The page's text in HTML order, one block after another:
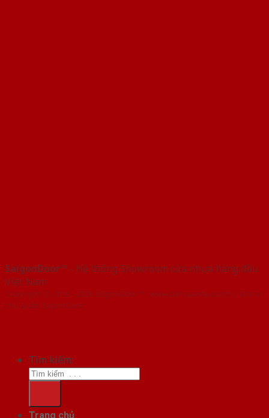
SaigonDoor™ - Hệ thống Showroom cửa nhựa hàng đầu
Việt Nam
Copyright ⓒ 2016 – 2026 SaigonDoor™ - www.bancuanhua.com | Đơn vị
chủ quản SaigonDoor
Tìm kiếm:
Trang chủ